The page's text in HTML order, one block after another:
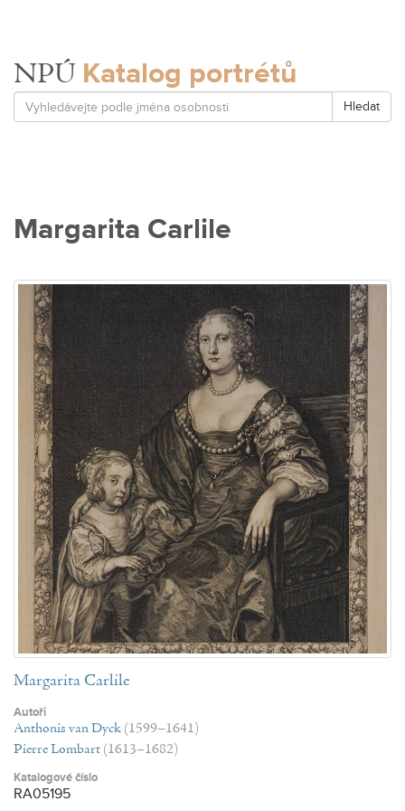
NPÚ Katalog portrétů
Hledat
Margarita Carlile
Margarita Carlile
Autoři
Anthonis van Dyck (1599–1641)
Pierre Lombart (1613–1682)
Katalogové číslo
RA05195